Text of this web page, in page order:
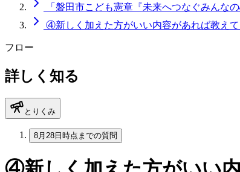
「磐田市こども憲章『未来へつなぐみんな
④新しく加えた方がいい内容があれば教えて
フロー
詳しく知る
とりくみ
8月28日時点までの質問